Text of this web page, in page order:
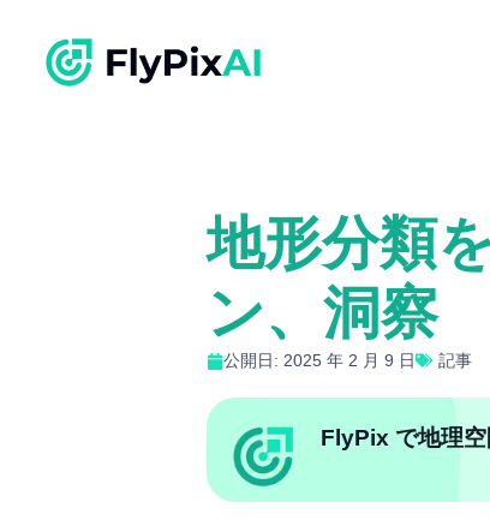
地形分類
ン、洞察
公開日: 2025 年 2 月 9 日 記事
FlyPix で地理